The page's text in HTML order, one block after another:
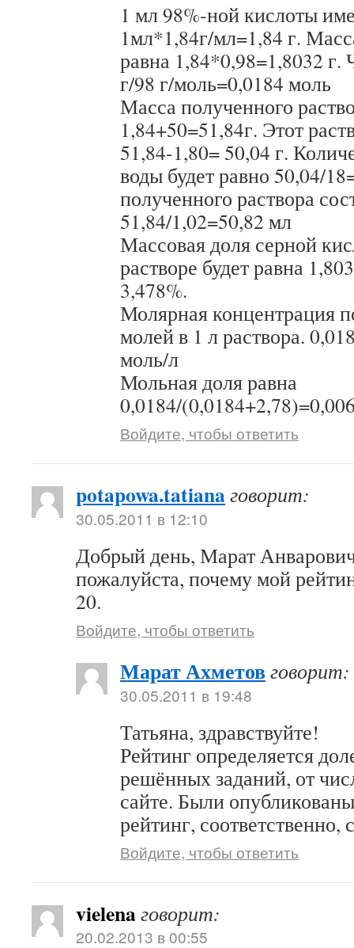
1 мл 98%-ной кислоты
1мл*1,84г/мл=1,84 г.
равна 1,84*0,98=1,8032 г.
г/98 г/моль=0,0184 моль
Масса полученного
1,84+50=51,84г. Этот
51,84-1,80= 50,04 г.
воды будет равно 50,04/
полученного раствора
51,84/1,02=50,82 мл
Массовая доля серной
растворе будет равна
3,478%.
Молярная концентрация
молей в 1 л раствора.
моль/л
Мольная доля равна
0,0184/
Войдите, чтобы ответить
potapowa.tatianaговорит:
30.05.2011 в 12:10
Добрый день, Марат
пожалуйста, почему мой
20.
Войдите, чтобы ответить
Марат Ахметовговорит:
30.05.2011 в 19:48
Татьяна, здравствуйте!
Рейтинг определяется
решённых заданий, от
сайте. Были
рейтинг, соответственно,
Войдите, чтобы ответить
vielenaговорит:
20.02.2013 в 00:55